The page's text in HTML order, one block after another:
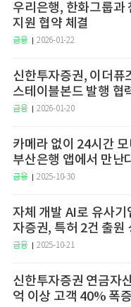
우리은행, 한화그룹과
지원 협약 체결
금융 2026-01-22
신한투자증권, 이더퓨
스테이블본드 발행 협
금융 2026-01-20
카메라 없이 24시간
부산은행 앱에서 만난
금융 2025-10-30
자체 개발 AI로 유사
자증권, 특허 2건 출원
금융 2025-10-21
신한투자증권 연금자
억 이상 고객 40% 폭증